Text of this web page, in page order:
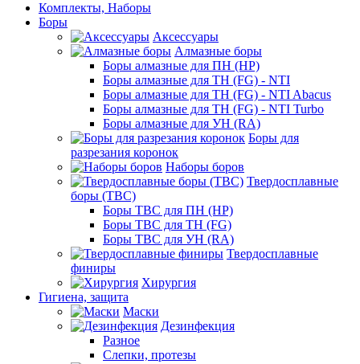
Комплекты, Наборы
Боры
Аксессуары
Алмазные боры
Боры алмазные для ПН (HP)
Боры алмазные для ТН (FG) - NTI
Боры алмазные для ТН (FG) - NTI Abacus
Боры алмазные для ТН (FG) - NTI Turbo
Боры алмазные для УН (RA)
Боры для
разрезания коронок
Наборы боров
Твердосплавные
боры (ТВС)
Боры ТВС для ПН (HP)
Боры ТВС для ТН (FG)
Боры ТВС для УН (RA)
Твердосплавные
финиры
Хирургия
Гигиена, защита
Маски
Дезинфекция
Разное
Слепки, протезы